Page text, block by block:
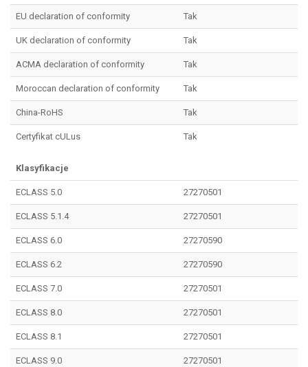
EU declaration of conformity Tak
UK declaration of conformity Tak
ACMA declaration of conformity Tak
Moroccan declaration of conformity Tak
China-RoHS Tak
Certyfikat cULus Tak
Klasyfikacje
ECLASS 5.0 27270501
ECLASS 5.1.4 27270501
ECLASS 6.0 27270590
ECLASS 6.2 27270590
ECLASS 7.0 27270501
ECLASS 8.0 27270501
ECLASS 8.1 27270501
ECLASS 9.0 27270501